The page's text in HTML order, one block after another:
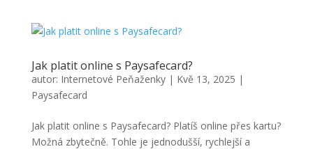
Jak platit online s Paysafecard?
autor: Internetové Peňaženky| Kvě 13, 2025 |
Paysafecard
Jak platit online s Paysafecard? Platíš online přes kartu?
Možná zbytečně. Tohle je jednodušší, rychlejší a